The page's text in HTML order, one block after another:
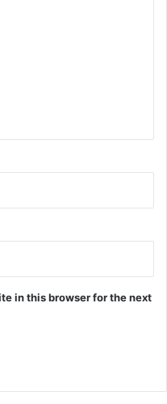
in this browser for the next